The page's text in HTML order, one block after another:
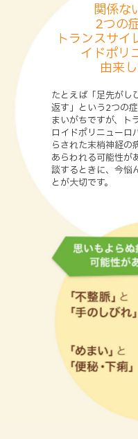
関係な
2つの
トランスサイ
イドポリ
由来
たとえば「足先がし
返す」という2つの
まいがちですが、ト
ロイドポリニューロ
らされた末梢神経の
あらわれる可能性が
談するときに、今悩
とが大切です。